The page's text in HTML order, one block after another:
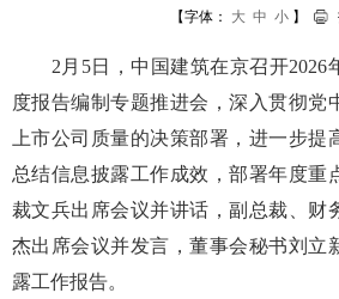
【字体： 大 中 小 】
2月5日，中国建筑在京召开2026
度报告编制专题推进会，深入贯彻党
上市公司质量的决策部署，进一步提
总结信息披露工作成效，部署年度重
裁文兵出席会议并讲话，副总裁、财
杰出席会议并发言，董事会秘书刘立
露工作报告。